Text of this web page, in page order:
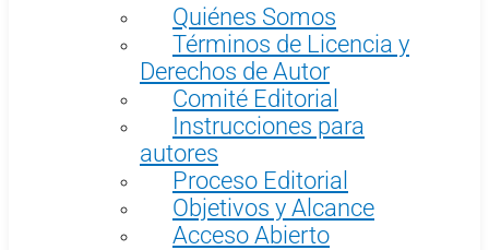
Quiénes Somos
Términos de Licencia y
Derechos de Autor
Comité Editorial
Instrucciones para
autores
Proceso Editorial
Objetivos y Alcance
Acceso Abierto